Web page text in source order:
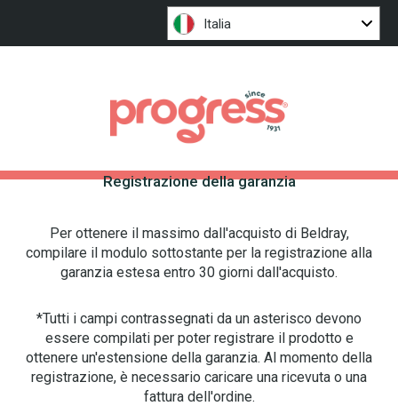
Italia
Registrazione della garanzia
Per ottenere il massimo dall'acquisto di Beldray,
compilare il modulo sottostante per la registrazione alla
garanzia estesa entro 30 giorni dall'acquisto.
*Tutti i campi contrassegnati da un asterisco devono
essere compilati per poter registrare il prodotto e
ottenere un'estensione della garanzia. Al momento della
registrazione, è necessario caricare una ricevuta o una
fattura dell'ordine.